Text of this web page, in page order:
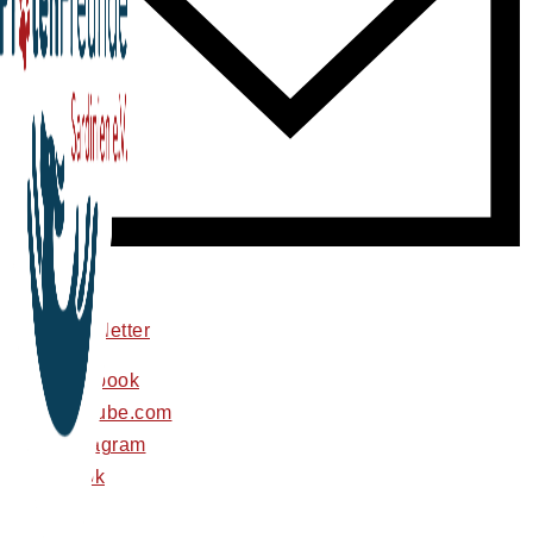
newsletter
facebook
youtube.com
instagram
tiktok